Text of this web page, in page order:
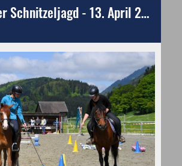
Blumenegger Schnitzeljagd - 13. April 2025